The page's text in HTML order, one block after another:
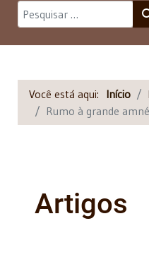
Pesquisar
Você está aqui: Início
Rumo à grande
Artigos